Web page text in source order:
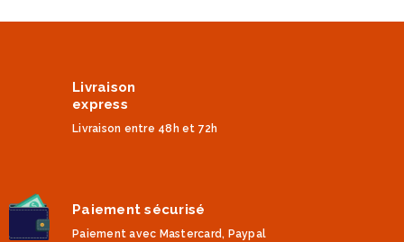
Livraison
express
Livraison entre 48h et 72h
Paiement sécurisé
Paiement avec Mastercard, Paypal